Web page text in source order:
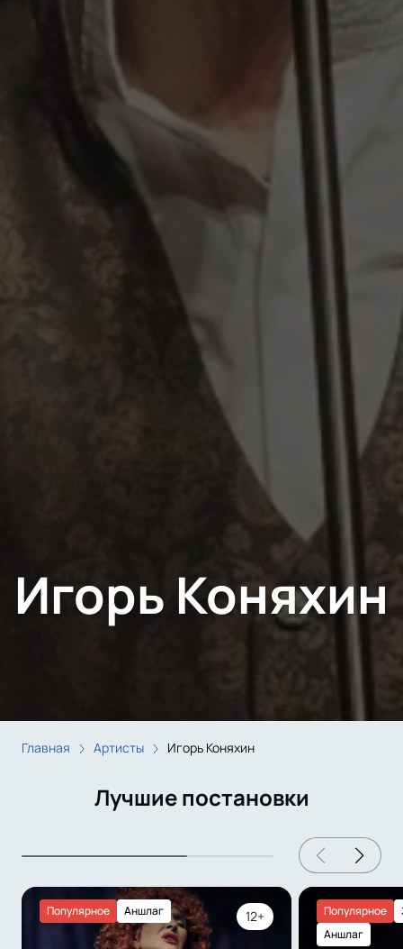
Игорь Коняхин
Главная Артисты Игорь Коняхин
Лучшие постановки
Популярное Аншлаг 12+ Популярное
Аншлаг